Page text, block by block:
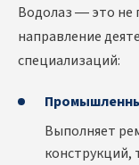
Водолаз — это не
направление
специализаций:
Выполняет